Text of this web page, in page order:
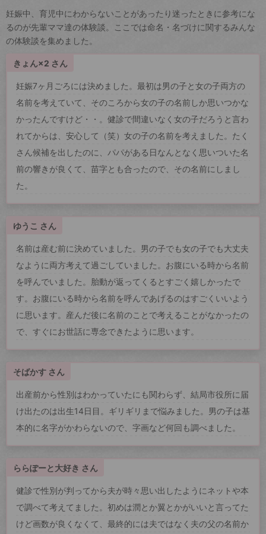
妊娠中、育児中にわからないことがあったり迷ったときに参考にな
るのが先輩ママ達の体験談。ここでは命名・名づけに関するみんな
の体験談を集めました。
きょん×2 さん
妊娠7ヶ月ごろには決めました。最初は男の子と女の子両方の
名前を考えていて、そのころから女の子の名前しか思いつかな
かったんですけど・・。健診で間違いなく女の子だろうと言わ
れてからは、安心して（笑）女の子の名前を考えました。たく
さん候補を出したのに、パパがある日なんとなく思いついた名
前の響きが良くて、苗字とも合ったので、その名前にしまし
た。
ゆうこ さん
名前は産む前に決めていました。男の子でも女の子でも大丈夫
なように両方考えて過ごしていました。お腹にいる時から名前
を呼んでいました。胎動が返ってくるとすごく嬉しかったで
す。お腹にいる時から名前を呼んであげるのはすごくいいよう
に思います。産んだ後に名前のことで考えることがなかったの
で、すぐにお世話に専念できたように思います。
そばかす さん
出産前から性別はわかっていたにも関わらず、結局市役所に届
け出たのは出生14日目。ギリギリまで悩みました。男の子は基
本的に名字がかわらないので、字画など何回も調べました。
ららぽーと大好き さん
健診で性別が判ってから夫が時々思い出したようにネットや本
で調べて考えてました。初めは潤とか翼とかがいいと言ってた
けど画数が良くなくて、最終的には夫ではなく夫の父の名前か